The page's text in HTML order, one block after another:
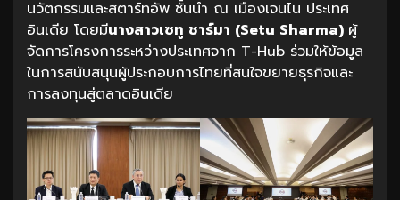
นวัตกรรมและสตาร์ทอัพ ชั้นนำ ณ เมืองเจนไน ประเทศ
อินเดีย โดยมีนางสาวเซทู ชาร์มา (Setu Sharma) ผู้
จัดการโครงการระหว่างประเทศจาก T-Hub ร่วมให้ข้อมูล
ในการสนับสนุนผู้ประกอบการไทยที่สนใจขยายธุรกิจและ
การลงทุนสู่ตลาดอินเดีย